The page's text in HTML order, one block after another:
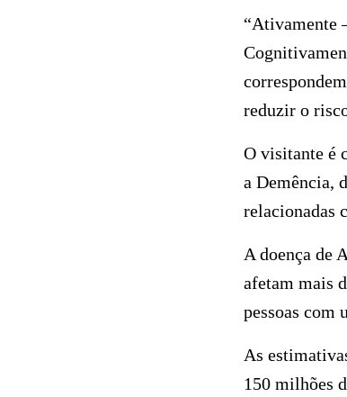
“Ativamente
reduzir o
O visitante é
a Demência,
relacionadas
A doença de
afetam mais
pessoas com
As
150 milhões